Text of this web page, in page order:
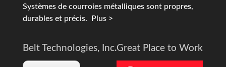
Systèmes de courroies métalliques sont propres,
durables et précis. Plus >
Belt Technologies, Inc.Great Place to Work